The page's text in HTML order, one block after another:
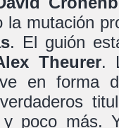
la mutación
. El guión
Theurer.
en forma
poco más.